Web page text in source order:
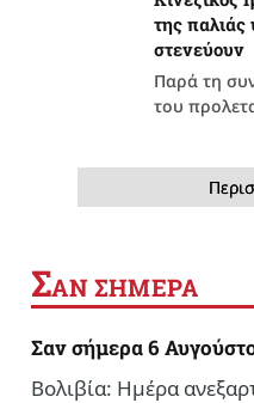
της
στενεύουν
Παρά τη
του
ΣΑΝ ΣΗΜΕΡΑ
Σαν σήμερα 6
Βολιβία: Ημέρα